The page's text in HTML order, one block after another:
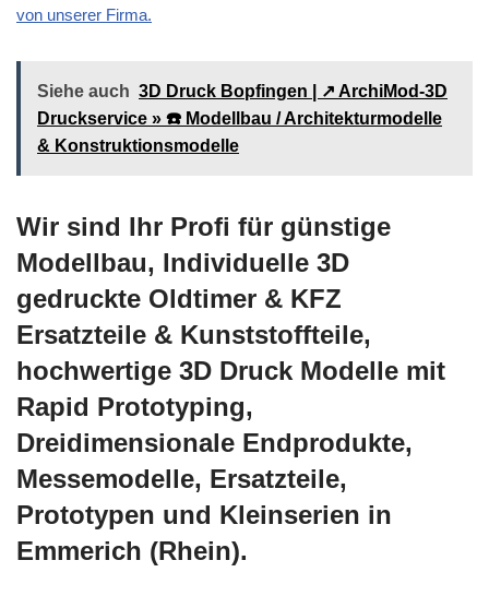
von unserer Firma.
Siehe auch 3D Druck Bopfingen | ↗️ ArchiMod-3D
Druckservice » ☎️ Modellbau / Architekturmodelle
& Konstruktionsmodelle
Wir sind Ihr Profi für günstige
Modellbau, Individuelle 3D
gedruckte Oldtimer & KFZ
Ersatzteile & Kunststoffteile,
hochwertige 3D Druck Modelle mit
Rapid Prototyping,
Dreidimensionale Endprodukte,
Messemodelle, Ersatzteile,
Prototypen und Kleinserien in
Emmerich (Rhein).